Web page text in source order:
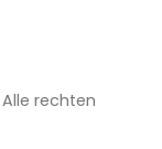
rechten